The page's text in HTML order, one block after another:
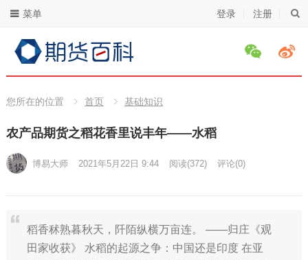
登录 注册
菜单
您所在的位置 首页 基础知识
农产品期货之稻花香里说丰年——水稻
博易大师 2021年5月22日 9:44 阅读(372) 评论(0)
稻香秫熟暮秋天，阡陌纵横万亩连。 ——归庄《观
田家收获》 水稻的起源之争：中国还是印度 在亚